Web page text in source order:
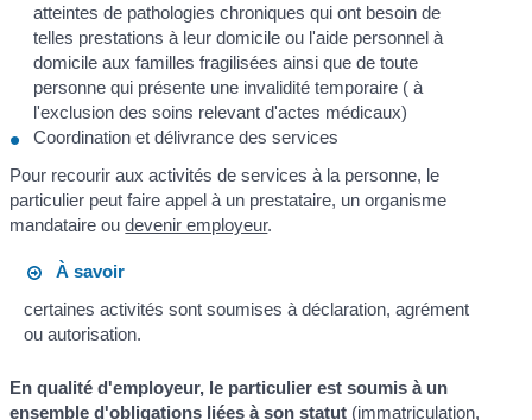
atteintes de pathologies chroniques qui ont besoin de
telles prestations à leur domicile ou l'aide personnel à
domicile aux familles fragilisées ainsi que de toute
personne qui présente une invalidité temporaire ( à
l'exclusion des soins relevant d'actes médicaux)
Coordination et délivrance des services
Pour recourir aux activités de services à la personne, le
particulier peut faire appel à un prestataire, un organisme
mandataire oudevenir employeur.
À savoir
certaines activités sont soumises à déclaration, agrément
ou autorisation.
En qualité d'employeur, le particulier est soumis à un
ensemble d'obligations liées à son statut (immatriculation,